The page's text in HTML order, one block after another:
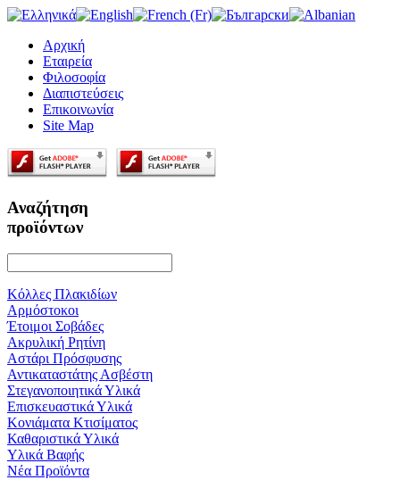
Αρχική
Εταιρεία
Φιλοσοφία
Διαπιστεύσεις
Επικοινωνία
Site Map
Αναζήτηση
προϊόντων
Κόλλες Πλακιδίων
Αρμόστοκοι
Έτοιμοι Σοβάδες
Ακρυλική Ρητίνη
Αστάρι Πρόσφυσης
Αντικαταστάτης Ασβέστη
Στεγανοποιητικά Υλικά
Επισκευαστικά Υλικά
Κονιάματα Κτισίματος
Καθαριστικά Υλικά
Υλικά Βαφής
Νέα Προϊόντα